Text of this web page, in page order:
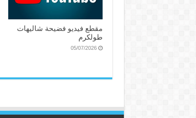
مقطع فيديو فضيحة شاليهات
طولكرم
05/07/2026